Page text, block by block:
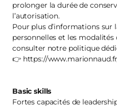
prolonger la durée de
l’autorisation.
Pour plus d’informations sur
personnelles et les
consulter notre politique
👉 https://
Basic skills
Fortes capacités de